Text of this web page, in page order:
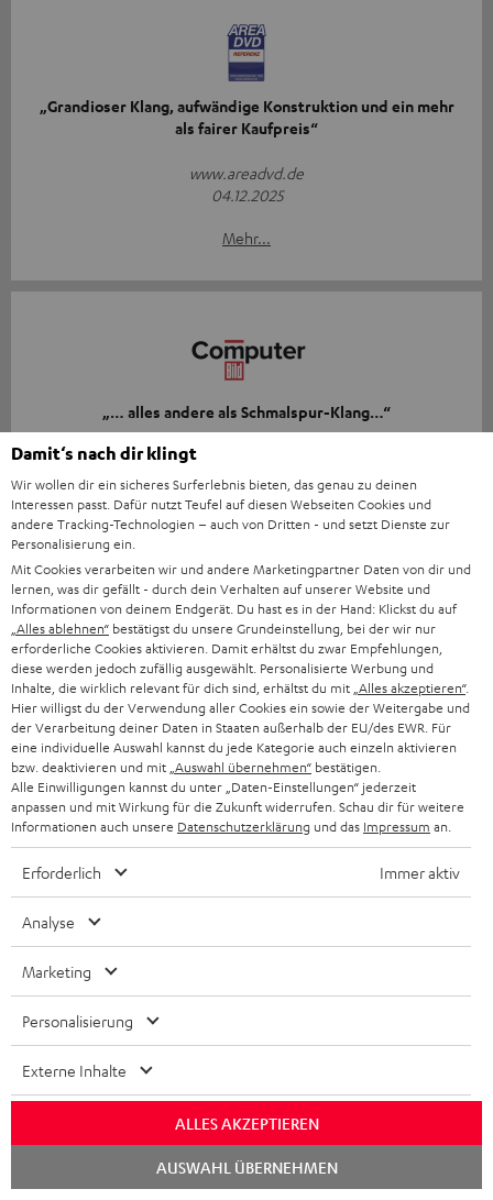
„Grandioser Klang, aufwändige Konstruktion und ein mehr
als fairer Kaufpreis“
www.areadvd.de
04.12.2025
Mehr...
„… alles andere als Schmalspur-Klang…“
www.computerbild.de
10.12.2025
Mehr...
„… klingt schön wuchtig…“
www.hifi.de
04.12.2025
Mehr...
Mehr...
Damit‘s nach dir klingt
Wir wollen dir ein sicheres Surferlebnis bieten, das genau zu deinen
Interessen passt. Dafür nutzt Teufel auf diesen Webseiten Cookies und
andere Tracking-Technologien – auch von Dritten - und setzt Dienste zur
Personalisierung ein.
Mit Cookies verarbeiten wir und andere Marketingpartner Daten von dir und
lernen, was dir gefällt - durch dein Verhalten auf unserer Website und
Informationen von deinem Endgerät. Du hast es in der Hand: Klickst du auf
„Alles ablehnen“ bestätigst du unsere Grundeinstellung, bei der wir nur
erforderliche Cookies aktivieren. Damit erhältst du zwar Empfehlungen,
diese werden jedoch zufällig ausgewählt. Personalisierte Werbung und
Inhalte, die wirklich relevant für dich sind, erhältst du mit „Alles akzeptieren“.
Hier willigst du der Verwendung aller Cookies ein sowie der Weitergabe und
der Verarbeitung deiner Daten in Staaten außerhalb der EU/des EWR. Für
eine individuelle Auswahl kannst du jede Kategorie auch einzeln aktivieren
bzw. deaktivieren und mit „Auswahl übernehmen“ bestätigen.
Alle Einwilligungen kannst du unter „Daten-Einstellungen“ jederzeit
anpassen und mit Wirkung für die Zukunft widerrufen. Schau dir für weitere
Informationen auch unsere Datenschutzerklärung und das Impressum an.
Erforderlich Immer aktiv
Analyse
Marketing
Personalisierung
Externe Inhalte
ALLES AKZEPTIEREN
AUSWAHL ÜBERNEHMEN